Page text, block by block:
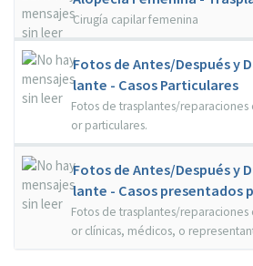
Cirugía capilar femenina
Fotos de Antes/Después y
lante - Casos Particulares
Fotos de trasplantes/reparaciones
or particulares.
Fotos de Antes/Después y
lante - Casos presentados
Fotos de trasplantes/reparaciones
or clínicas, médicos, o